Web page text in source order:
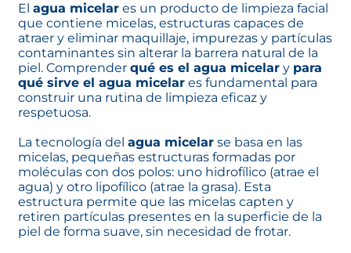
El agua micelar es un producto de limpieza facial
que contiene micelas, estructuras capaces de
atraer y eliminar maquillaje, impurezas y partículas
contaminantes sin alterar la barrera natural de la
piel. Comprender qué es el agua micelar y para
qué sirve el agua micelar es fundamental para
construir una rutina de limpieza eficaz y
respetuosa.
La tecnología del agua micelar se basa en las
micelas, pequeñas estructuras formadas por
moléculas con dos polos: uno hidrofílico (atrae el
agua) y otro lipofílico (atrae la grasa). Esta
estructura permite que las micelas capten y
retiren partículas presentes en la superficie de la
piel de forma suave, sin necesidad de frotar.